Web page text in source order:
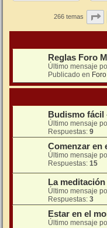
266 temas
Reglas Foro
Último mensaje
Publicado en
Budismo fácil
Último mensaje
Respuestas: 9
Comenzar en
Último mensaje
Respuestas: 15
La
Último mensaje
Respuestas: 3
Estar en el
Último mensaje